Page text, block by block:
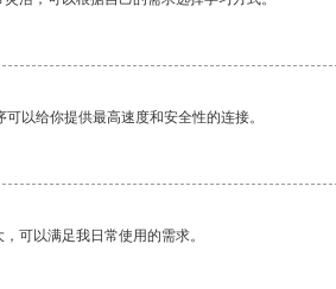
以给你提供最高速度和安全性的连接。
可以满足我日常使用的需求。